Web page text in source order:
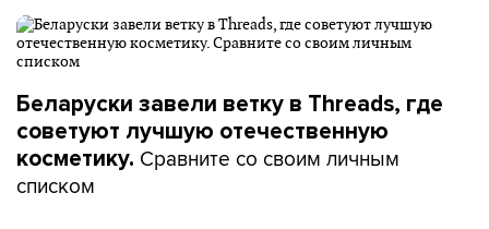
Беларуски завели ветку в Threads, где
советуют лучшую отечественную
косметику. Сравните со своим личным
списком